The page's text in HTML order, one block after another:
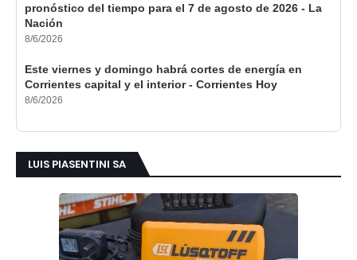
pronóstico del tiempo para el 7 de agosto de 2026 - La
Nación
8/6/2026
Este viernes y domingo habrá cortes de energía en
Corrientes capital y el interior - Corrientes Hoy
8/6/2026
LUIS PIASENTINI SA